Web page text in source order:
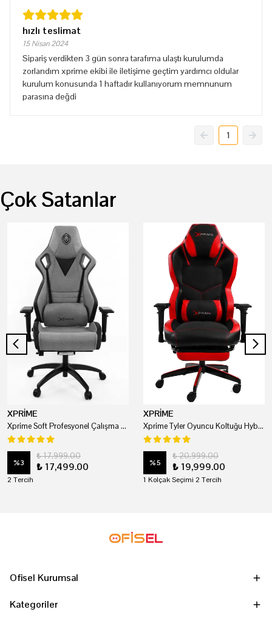
hızlı teslimat
15 Nisan 2024
Sipariş verdikten 3 gün sonra tarafıma ulaştı kurulumda
zorlandım xprime ekibi ile iletişime geçtim yardımcı oldular
kurulum konusunda 1 haftadır kullanıyorum memnunum
parasına değdi
1
Çok Satanlar
XPRİME
Xprime Soft Profesyonel Çalışma Ve Oyuncu Koltuğu
%3
₺ 17,999.00
₺ 17,499.00
2 Tercih
XPRİME
Xprime Tyler Oyuncu Koltuğu Hybrid Kumaş Kırmızı
%5
₺ 20,999.00
₺ 19,999.00
1 Kolçak Seçimi 2 Tercih
Ofisel Kurumsal
Kategoriler